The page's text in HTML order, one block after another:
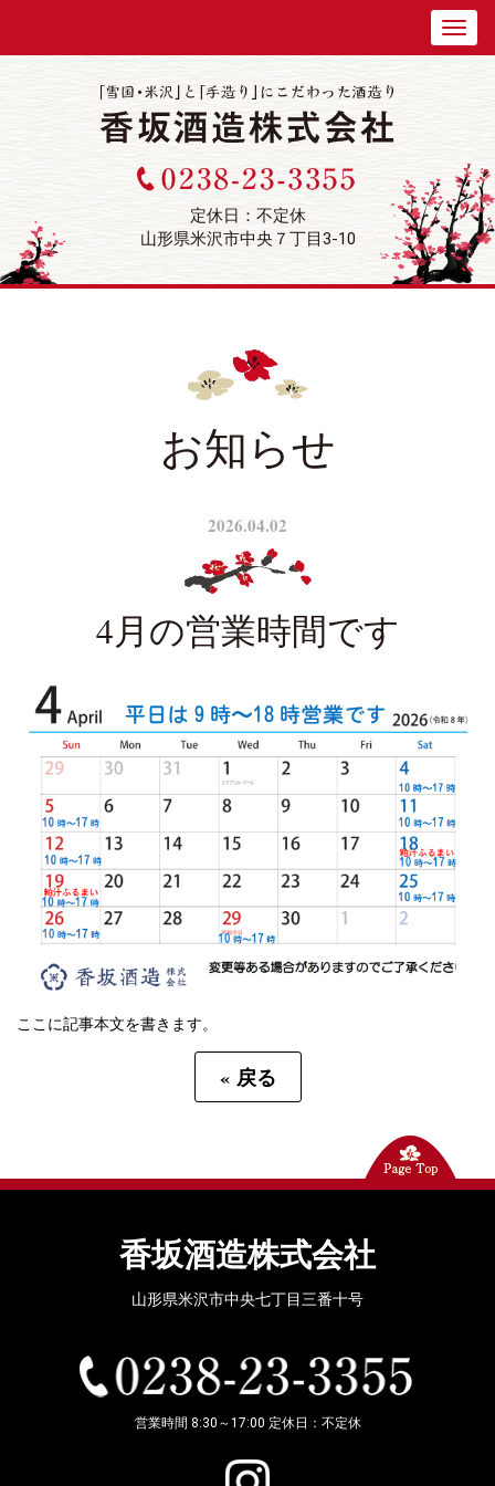
定休日：不定休
山形県米沢市中央７丁目3-10
お知らせ
2026.04.02
4月の営業時間です
ここに記事本文を書きます。
« 戻る
香坂酒造株式会社
山形県米沢市中央七丁目三番十号
営業時間 8:30～17:00 定休日：不定休